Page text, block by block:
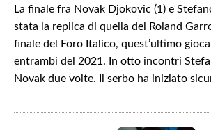
La finale fra Novak Djokovic (1) e
stata la replica di quella del Roland
finale del Foro Italico, quest’ultimo
entrambi del 2021. In otto incontri
Novak due volte. Il serbo ha iniziato